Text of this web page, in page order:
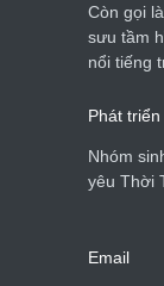
Còn gọi
sưu tầm
nổi tiếng
Phát triển
Nhóm
yêu Thời
Email